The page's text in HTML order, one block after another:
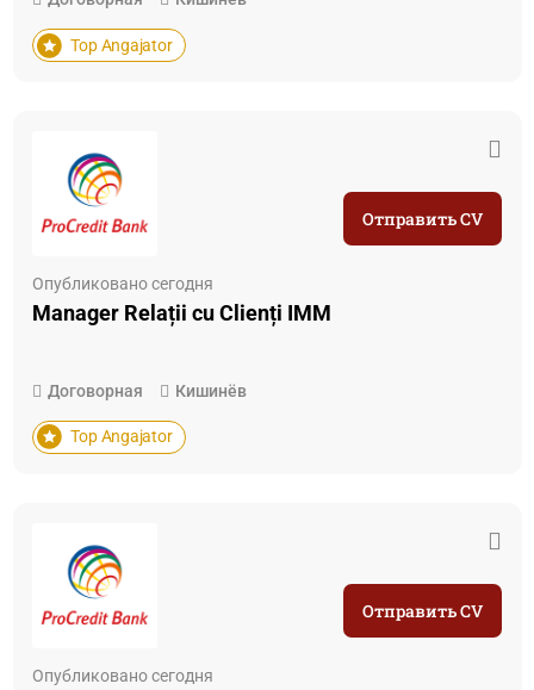
Top Angajator
Опубликовано сегодня
Manager Relații cu Clienți IMM
Договорная Кишинёв
Top Angajator
Отправить CV
Опубликовано сегодня
Отправить CV